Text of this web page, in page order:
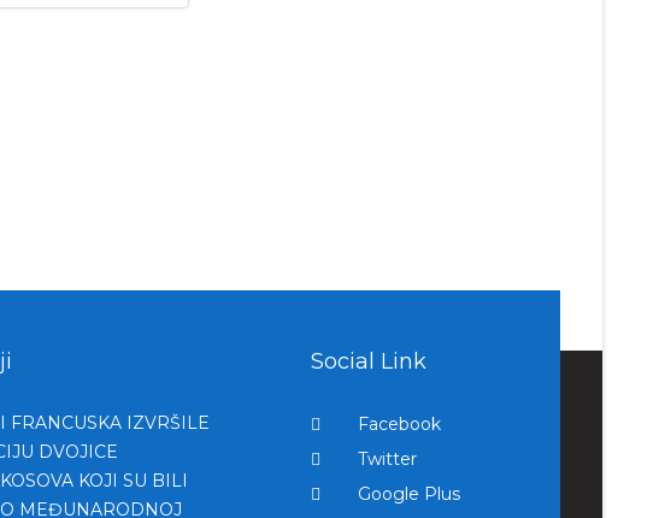
FRANCUSKA IZVRŠILE
DVOJICE
KOJI SU BILI
MEĐUNARODNOJ
Social Link
Facebook
Twitter
Google Plus